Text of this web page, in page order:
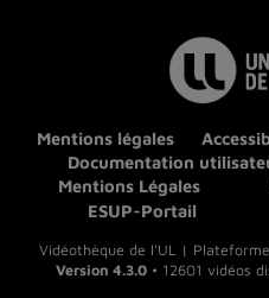
Mentions légales
Documentation
Mentions Légales
ESUP-Portail
Vidéothèque de l'UL |
Version 4.3.0 • 12601 vidéos